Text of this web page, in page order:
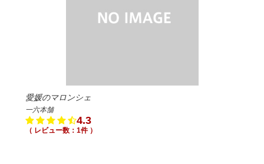
愛媛のマロンシェ
一六本舗
4.3
（ レビュー数：1件 ）